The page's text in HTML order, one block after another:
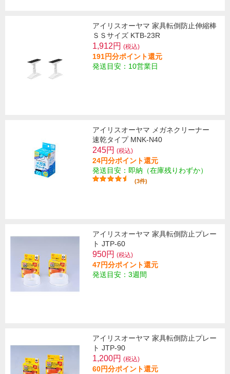
アイリスオーヤマ 家具転倒防止伸縮棒
ＳＳサイズ KTB-23R
1,912円 (税込)
191円分ポイント還元
発送目安：10営業日
アイリスオーヤマ メガネクリーナー
速乾タイプ MNK-N40
245円 (税込)
24円分ポイント還元
発送目安：即納（在庫残りわずか）
(3件)
アイリスオーヤマ 家具転倒防止プレー
ト JTP-60
950円 (税込)
47円分ポイント還元
発送目安：3週間
アイリスオーヤマ 家具転倒防止プレー
ト JTP-90
1,200円 (税込)
60円分ポイント還元